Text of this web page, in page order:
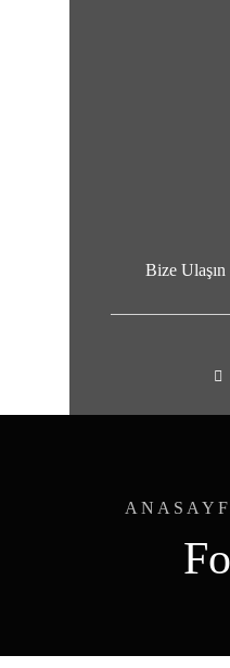
Bize Ulaşın